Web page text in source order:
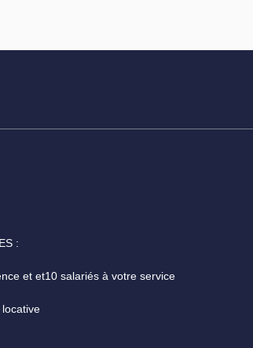
:
et et10 salariés à votre service
détenus de 7,3 M€ pour la gestion